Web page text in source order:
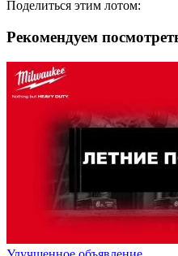
Поделиться этим лотом:
Рекомендуем